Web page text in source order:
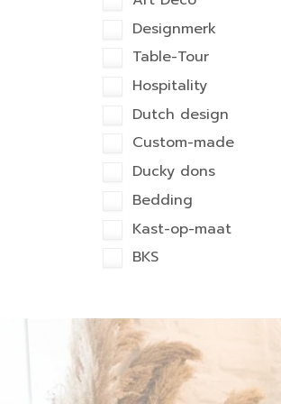
Designmerk
Table-Tour
Hospitality
Dutch design
Custom-made
Ducky dons
Bedding
Kast-op-maat
BKS